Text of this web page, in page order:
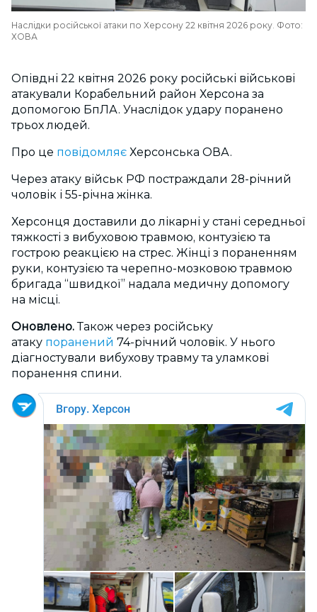
Наслідки російської атаки по Херсону 22 квітня 2026 року. Фото:
ХОВА
Опівдні 22 квітня 2026 року російські військові
атакували Корабельний район Херсона за
допомогою БпЛА. Унаслідок удару поранено
трьох людей.
Про це повідомляє Херсонська ОВА.
Через атаку військ РФ постраждали 28-річний
чоловік і 55-річна жінка.
Херсонця доставили до лікарні у стані середньої
тяжкості з вибуховою травмою, контузією та
гострою реакцією на стрес. Жінці з пораненням
руки, контузією та черепно-мозковою травмою
бригада “швидкої” надала медичну допомогу
на місці.
Оновлено.Також через російську
атаку поранений 74-річний чоловік. У нього
діагностували вибухову травму та уламкові
поранення спини.